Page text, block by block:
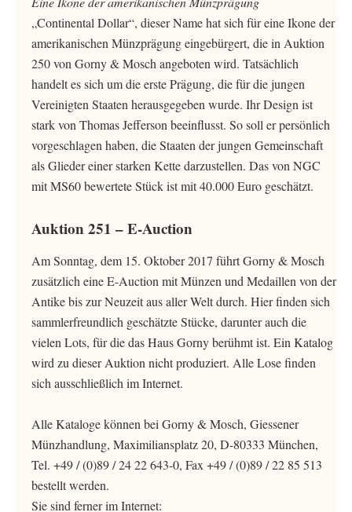
„Continental Dollar“, dieser Name hat sich für eine Ikone der
amerikanischen Münzprägung eingebürgert, die in Auktion
250 von Gorny & Mosch angeboten wird. Tatsächlich
handelt es sich um die erste Prägung, die für die jungen
Vereinigten Staaten herausgegeben wurde. Ihr Design ist
stark von Thomas Jefferson beeinflusst. So soll er persönlich
vorgeschlagen haben, die Staaten der jungen Gemeinschaft
als Glieder einer starken Kette darzustellen. Das von NGC
mit MS60 bewertete Stück ist mit 40.000 Euro geschätzt.
Auktion 251 – E-Auction
Am Sonntag, dem 15. Oktober 2017 führt Gorny & Mosch
zusätzlich eine E-Auction mit Münzen und Medaillen von der
Antike bis zur Neuzeit aus aller Welt durch. Hier finden sich
sammlerfreundlich geschätzte Stücke, darunter auch die
vielen Lots, für die das Haus Gorny berühmt ist. Ein Katalog
wird zu dieser Auktion nicht produziert. Alle Lose finden
sich ausschließlich im Internet.
Alle Kataloge können bei Gorny & Mosch, Giessener
Münzhandlung, Maximiliansplatz 20, D-80333 München,
Tel. +49 / (0)89 / 24 22 643-0, Fax +49 / (0)89 / 22 85 513
bestellt werden.
Sie sind ferner im Internet: